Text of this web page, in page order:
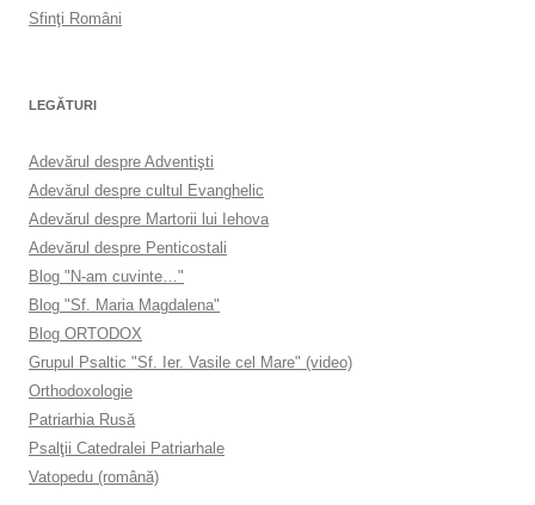
Sfinţi Români
LEGĂTURI
Adevărul despre Adventişti
Adevărul despre cultul Evanghelic
Adevărul despre Martorii lui Iehova
Adevărul despre Penticostali
Blog "N-am cuvinte…"
Blog "Sf. Maria Magdalena"
Blog ORTODOX
Grupul Psaltic "Sf. Ier. Vasile cel Mare" (video)
Orthodoxologie
Patriarhia Rusă
Psalţii Catedralei Patriarhale
Vatopedu (română)